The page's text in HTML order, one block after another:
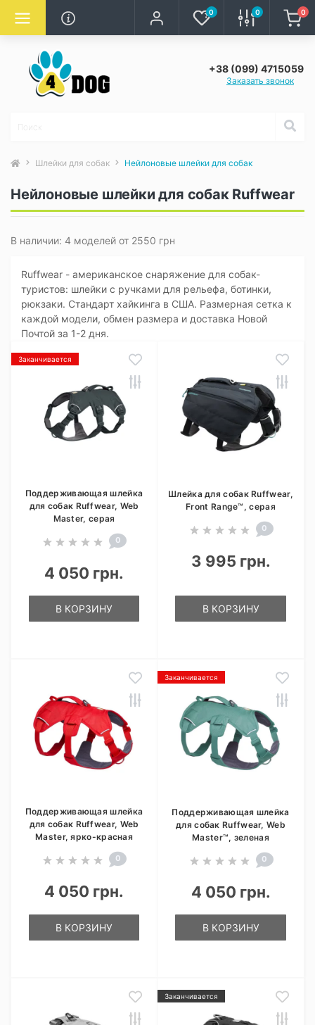
0 0 0
+38 (099) 4715059
Заказать звонок
Шлейки для собак Нейлоновые шлейки для собак
Нейлоновые шлейки для собак Ruffwear
В наличии: 4 моделей от 2550 грн
Ruffwear - американское снаряжение для собак-
туристов: шлейки с ручками для рельефа, ботинки,
рюкзаки. Стандарт хайкинга в США. Размерная сетка к
каждой модели, обмен размера и доставка Новой
Почтой за 1-2 дня.
Заканчивается
Поддерживающая шлейка
для собак Ruffwear, Web
Master, серая
0
4 050 грн.
В КОРЗИНУ
Шлейка для собак Ruffwear,
Front Range™, серая
0
3 995 грн.
В КОРЗИНУ
Поддерживающая шлейка
для собак Ruffwear, Web
Master, ярко-красная
0
4 050 грн.
В КОРЗИНУ
Заканчивается
Поддерживающая шлейка
для собак Ruffwear, Web
Master™, зеленая
0
4 050 грн.
В КОРЗИНУ
Заканчивается